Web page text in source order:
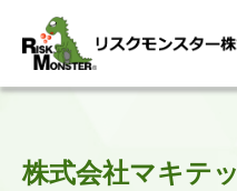
資料請求
簡体中文
株式会社マキテ